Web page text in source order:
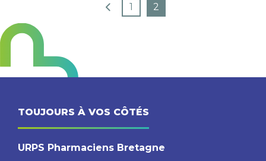
1 2
TOUJOURS À VOS CÔTÉS
URPS Pharmaciens Bretagne